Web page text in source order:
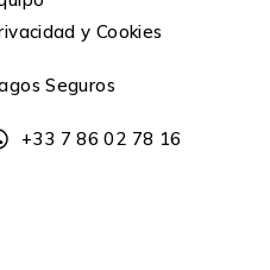
y Cookies
Seguros
+33 7 86 02 78 16